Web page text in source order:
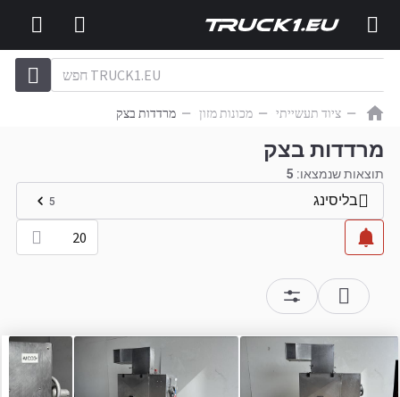
ציוד תעשייתי מכונות מזון מרדדות בצק
מרדדות בצק
תוצאות שנמצאו: 5
בליסינג 5
20